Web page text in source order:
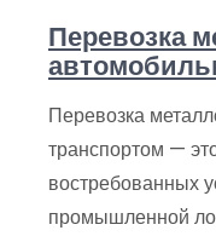
Перевозка
Перевозка
транспортом —
востребованных
промышленной